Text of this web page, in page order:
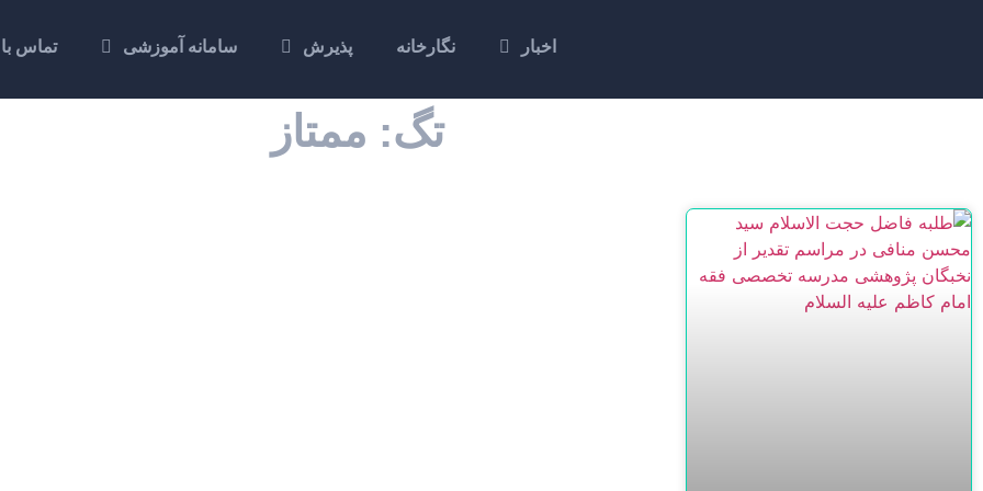
اخبار نگارخانه پذیرش سامانه آموزشی تماس
تگ: ممتاز